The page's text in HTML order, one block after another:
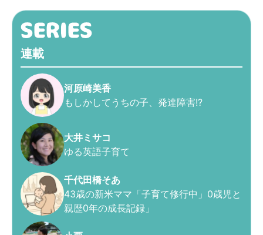
連載
河原崎美香
もしかしてうちの子、発達障害!?
大井ミサコ
ゆる英語子育て
千代田橋そあ
43歳の新米ママ「子育て修行中」0歳児と
親歴0年の成長記録」